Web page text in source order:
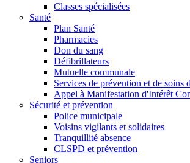
Classes spécialisées
Santé
Plan Santé
Pharmacies
Don du sang
Défibrillateurs
Mutuelle communale
Services de prévention et de soins
Appel à Manifestation d'Intérêt
Sécurité et prévention
Police municipale
Voisins vigilants et solidaires
Tranquillité absence
CLSPD et prévention
Seniors